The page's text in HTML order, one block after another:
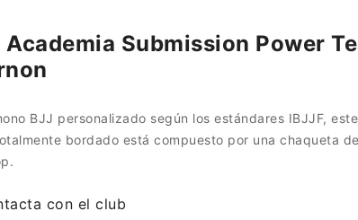
Academia Submission Power
BJJ personalizado según los estándares IBJJF,
bordado está compuesto por una chaqueta
con el club